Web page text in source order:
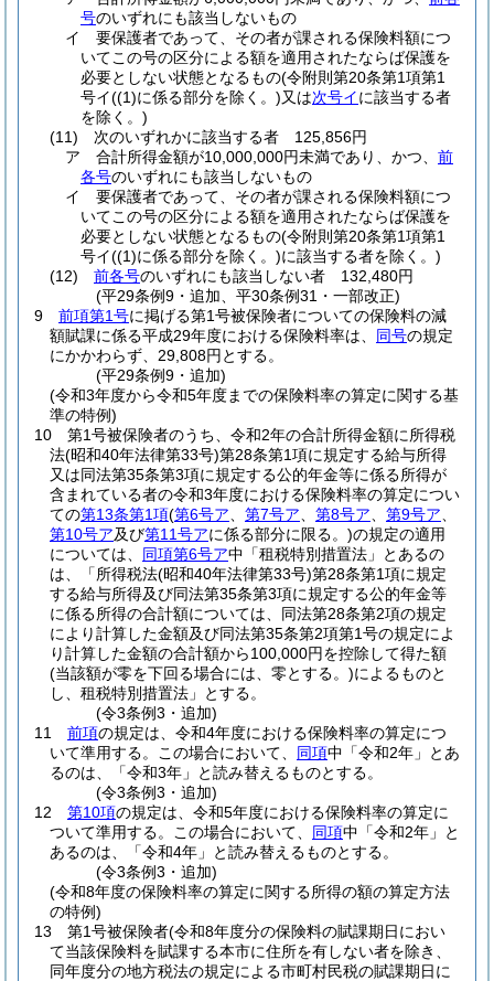
号のいずれにも該当しないもの
イ
要保護者であって、その者が課される保険料額につ
いてこの号の区分による額を適用されたならば保護を
必要としない状態となるもの(令附則第20条第1項第1
号イ((1)に係る部分を除く。)又は次号イに該当する者
を除く。)
(11)
次のいずれかに該当する者 125,856円
ア
合計所得金額が10,000,000円未満であり、かつ、 前
各号のいずれにも該当しないもの
イ
要保護者であって、その者が課される保険料額につ
いてこの号の区分による額を適用されたならば保護を
必要としない状態となるもの(令附則第20条第1項第1
号イ((1)に係る部分を除く。)に該当する者を除く。)
(12)
前各号のいずれにも該当しない者 132,480円
(平29条例9・追加、平30条例31・一部改正)
9
前項第1号に掲げる第1号被保険者についての保険料の減
額賦課に係る平成29年度における保険料率は、 同号の規定
にかかわらず、29,808円とする。
(平29条例9・追加)
(令和3年度から令和5年度までの保険料率の算定に関する基
準の特例)
10
第1号被保険者のうち、令和2年の合計所得金額に所得税
法(昭和40年法律第33号)第28条第1項に規定する給与所得
又は同法第35条第3項に規定する公的年金等に係る所得が
含まれている者の令和3年度における保険料率の算定につい
ての第13条第1項(第6号ア 第7号ア 第8号ア 第9号ア
第10号ア及び第11号アに係る部分に限る。)の規定の適用
については、 同項第6号ア中「租税特別措置法」とあるの
は、「所得税法(昭和40年法律第33号)第28条第1項に規定
する給与所得及び同法第35条第3項に規定する公的年金等
に係る所得の合計額については、同法第28条第2項の規定
により計算した金額及び同法第35条第2項第1号の規定によ
り計算した金額の合計額から100,000円を控除して得た額
(当該額が零を下回る場合には、零とする。)によるものと
し、租税特別措置法」とする。
(令3条例3・追加)
11
前項の規定は、令和4年度における保険料率の算定につ
いて準用する。
この場合において、 同項中「令和2年」とあ
るのは、「令和3年」と読み替えるものとする。
(令3条例3・追加)
12
第10項の規定は、令和5年度における保険料率の算定に
ついて準用する。
この場合において、 同項中「令和2年」と
あるのは、「令和4年」と読み替えるものとする。
(令3条例3・追加)
(令和8年度の保険料率の算定に関する所得の額の算定方法
の特例)
13
第1号被保険者(令和8年度分の保険料の賦課期日におい
て当該保険料を賦課する本市に住所を有しない者を除き、
同年度分の地方税法の規定による市町村民税の賦課期日に